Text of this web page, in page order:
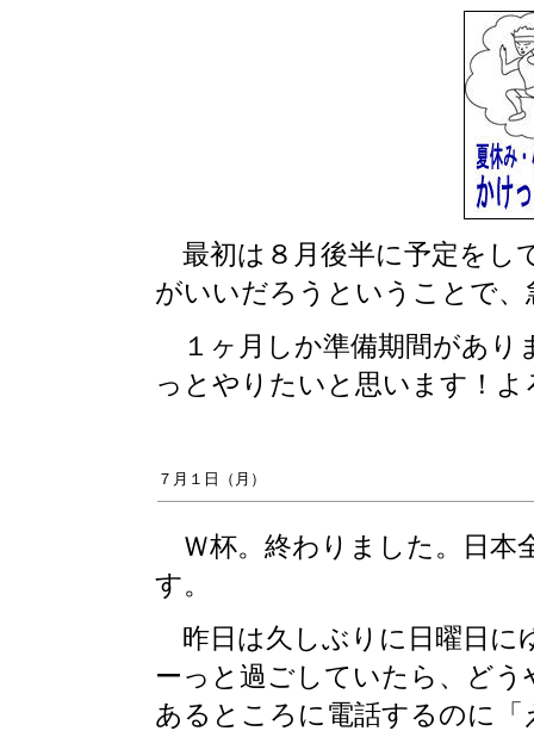
最初は８月後半に予定をし
がいいだろうということで
１ヶ月しか準備期間があり
っとやりたいと思います！
７月１日（月）
Ｗ杯。終わりました。日本
す。
昨日は久しぶりに日曜日に
ーっと過ごしていたら、ど
あるところに電話するのに